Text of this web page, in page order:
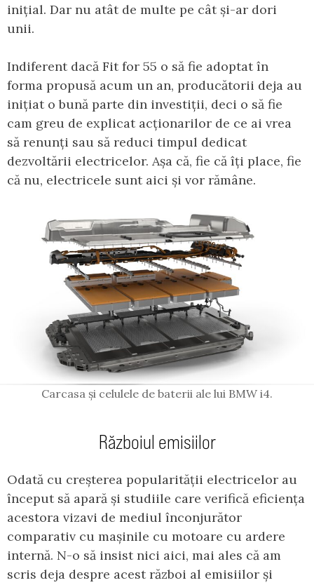
inițial. Dar nu atât de multe pe cât și-ar dori
unii.
Indiferent dacă Fit for 55 o să fie adoptat în
forma propusă acum un an, producătorii deja au
inițiat o bună parte din investiții, deci o să fie
cam greu de explicat acționarilor de ce ai vrea
să renunți sau să reduci timpul dedicat
dezvoltării electricelor. Așa că, fie că îți place, fie
că nu, electricele sunt aici și vor rămâne.
Carcasa și celulele de baterii ale lui BMW i4.
Războiul emisiilor
Odată cu creșterea popularității electricelor au
început să apară și studiile care verifică eficiența
acestora vizavi de mediul înconjurător
comparativ cu mașinile cu motoare cu ardere
internă. N-o să insist nici aici, mai ales că am
scris deja despre acest război al emisiilor și